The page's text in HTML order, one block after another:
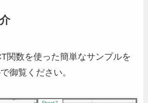
関数を使った簡単なサンプルを
御覧ください。